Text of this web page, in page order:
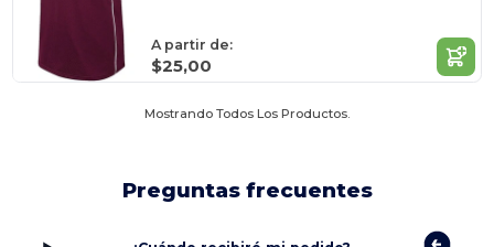
A partir de:
$25,00
Mostrando Todos Los Productos.
Preguntas frecuentes